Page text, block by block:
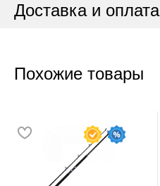
Доставка и оплата
Похожие товары